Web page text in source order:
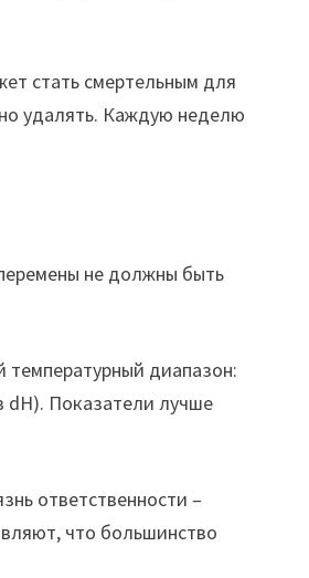
стать смертельным для
удалять. Каждую неделю
не должны быть
температурный диапазон:
dH). Показатели лучше
ответственности –
что большинство